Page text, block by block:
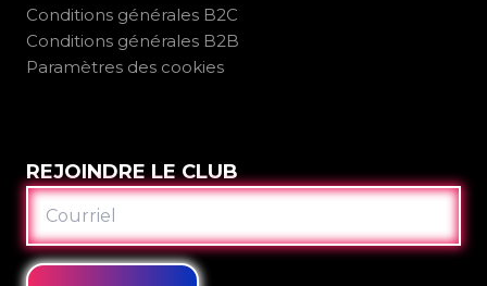
Conditions générales B2C
Conditions générales B2B
Paramètres des cookies
REJOINDRE LE CLUB
COURRIEL